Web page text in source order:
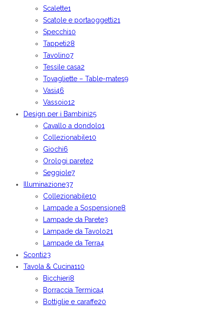
Scalette1
Scatole e portaoggetti21
Specchi10
Tappeti28
Tavolino7
Tessile casa2
Tovagliette – Table-mates9
Vasi46
Vassoio12
Design per i Bambini25
Cavallo a dondolo1
Collezionabile10
Giochi6
Orologi parete2
Seggiole7
Illuminazione37
Collezionabile10
Lampade a Sospensione8
Lampade da Parete3
Lampade da Tavolo21
Lampade da Terra4
Sconti23
Tavola & Cucina110
Bicchieri8
Borraccia Termica4
Bottiglie e caraffe20